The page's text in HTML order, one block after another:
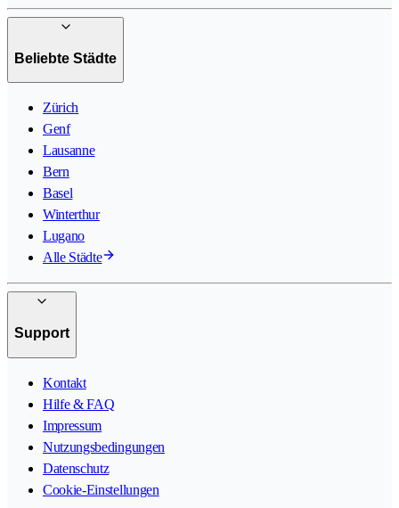
Beliebte Städte
Zürich
Genf
Lausanne
Bern
Basel
Winterthur
Lugano
Alle Städte
Support
Kontakt
Hilfe & FAQ
Impressum
Nutzungsbedingungen
Datenschutz
Cookie-Einstellungen